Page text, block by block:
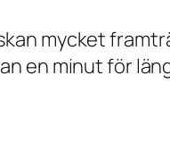
mycket
en minut för